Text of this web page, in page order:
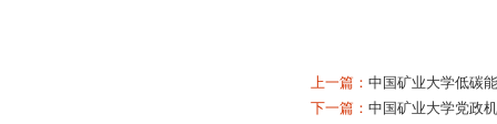
上一篇： 中国矿业大学低碳
下一篇： 中国矿业大学党政